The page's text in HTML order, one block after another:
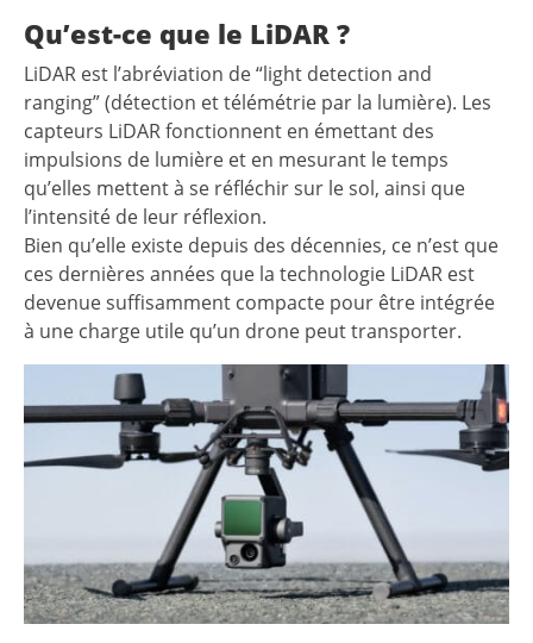
Qu’est-ce que le LiDAR ?
LiDAR est l’abréviation de “light detection and
ranging” (détection et télémétrie par la lumière). Les
capteurs LiDAR fonctionnent en émettant des
impulsions de lumière et en mesurant le temps
qu’elles mettent à se réfléchir sur le sol, ainsi que
l’intensité de leur réflexion.
Bien qu’elle existe depuis des décennies, ce n’est que
ces dernières années que la technologie LiDAR est
devenue suffisamment compacte pour être intégrée
à une charge utile qu’un drone peut transporter.